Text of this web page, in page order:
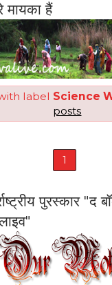
मायका हैं
label Science
posts
1
पुरस्कार "द